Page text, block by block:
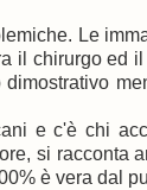
Le
il chirurgo ed
dimostrativo
e c'è chi
si racconta
è vera dal